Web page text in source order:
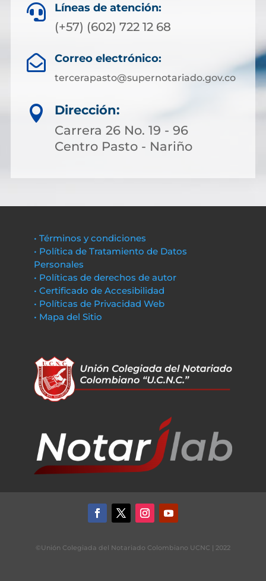
 Líneas de atención:
(+57) (602) 722 12 68
 Correo electrónico:
tercerapasto@supernotariado.gov.co

Dirección:
Carrera 26 No. 19 - 96
Centro Pasto - Nariño
• Términos y condiciones
• Política de Tratamiento de Datos
Personales
• Políticas de derechos de autor
• Certificado de Accesibilidad
• Políticas de Privacidad Web
• Mapa del Sitio
©Unión Colegiada del Notariado Colombiano UCNC | 2022